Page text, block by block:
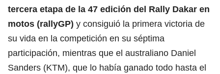
tercera etapa de la 47 edición del Rally Dakar en
motos (rallyGP) y consiguió la primera victoria de
su vida en la competición en su séptima
participación, mientras que el australiano Daniel
Sanders (KTM), que lo había ganado todo hasta el